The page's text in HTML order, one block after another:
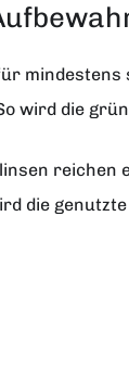
wird die
reichen
die